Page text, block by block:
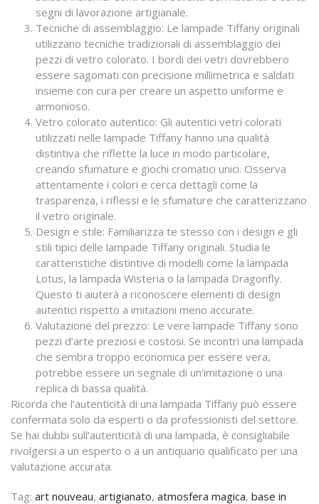
segni di lavorazione artigianale.
Tecniche di assemblaggio: Le lampade Tiffany originali
utilizzano tecniche tradizionali di assemblaggio dei
pezzi di vetro colorato. I bordi dei vetri dovrebbero
essere sagomati con precisione millimetrica e saldati
insieme con cura per creare un aspetto uniforme e
armonioso.
Vetro colorato autentico: Gli autentici vetri colorati
utilizzati nelle lampade Tiffany hanno una qualità
distintiva che riflette la luce in modo particolare,
creando sfumature e giochi cromatici unici. Osserva
attentamente i colori e cerca dettagli come la
trasparenza, i riflessi e le sfumature che caratterizzano
il vetro originale.
Design e stile: Familiarizza te stesso con i design e gli
stili tipici delle lampade Tiffany originali. Studia le
caratteristiche distintive di modelli come la lampada
Lotus, la lampada Wisteria o la lampada Dragonfly.
Questo ti aiuterà a riconoscere elementi di design
autentici rispetto a imitazioni meno accurate.
Valutazione del prezzo: Le vere lampade Tiffany sono
pezzi d’arte preziosi e costosi. Se incontri una lampada
che sembra troppo economica per essere vera,
potrebbe essere un segnale di un’imitazione o una
replica di bassa qualità.
Ricorda che l’autenticità di una lampada Tiffany può essere
confermata solo da esperti o da professionisti del settore.
Se hai dubbi sull’autenticità di una lampada, è consigliabile
rivolgersi a un esperto o a un antiquario qualificato per una
valutazione accurata.
Tag: art nouveau, artigianato, atmosfera magica, base in